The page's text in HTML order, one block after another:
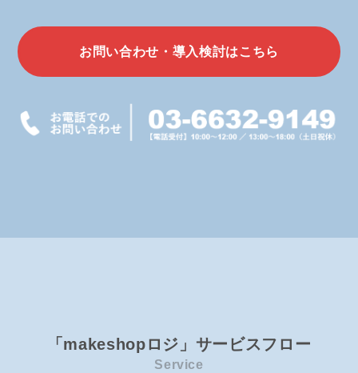
お問い合わせ・導入検討はこちら
「makeshopロジ」サービスフロー
Service